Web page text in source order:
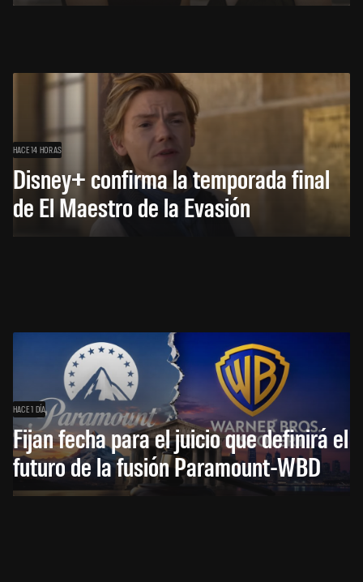
HACE 14 HORAS
Disney+ confirma la temporada final
de El Maestro de la Evasión
HACE 1 DÍA
Fijan fecha para el juicio que definirá el
futuro de la fusión Paramount-WBD